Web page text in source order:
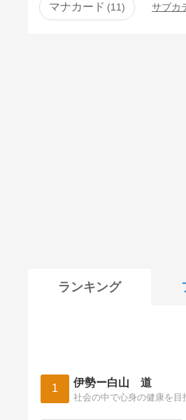
マナカード 11 サブカ
ランキング
1 伊勢ー白山 道
社会の中で心身の健康を